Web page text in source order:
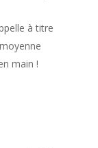
à titre
main !